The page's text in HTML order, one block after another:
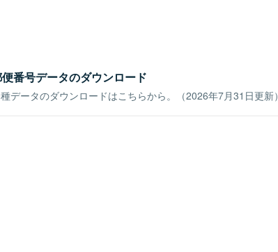
番号データのダウンロード
データのダウンロードはこちらから。（2026年7月31日更新）